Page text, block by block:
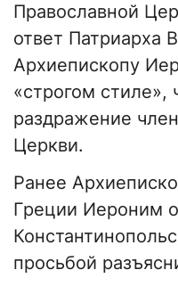
Православной
ответ Патриарха
Архиепископу
«строгом стиле»,
раздражение
Церкви.
Ранее
Греции Иероним
просьбой